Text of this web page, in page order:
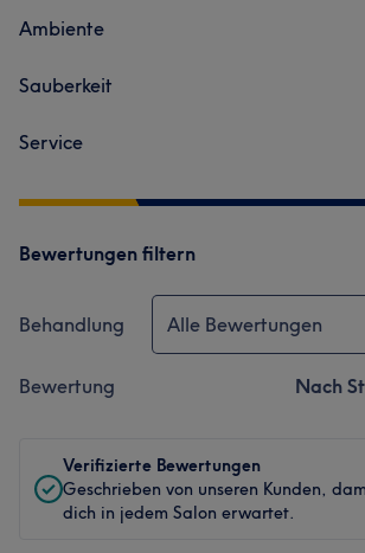
Ambiente
Sauberkeit
Service
Bewertungen filtern
Behandlung Alle Bewertungen
Bewertung Nach
Verifizierte Bewertungen
Geschrieben von unseren Kunden,
dich in jedem Salon erwartet.